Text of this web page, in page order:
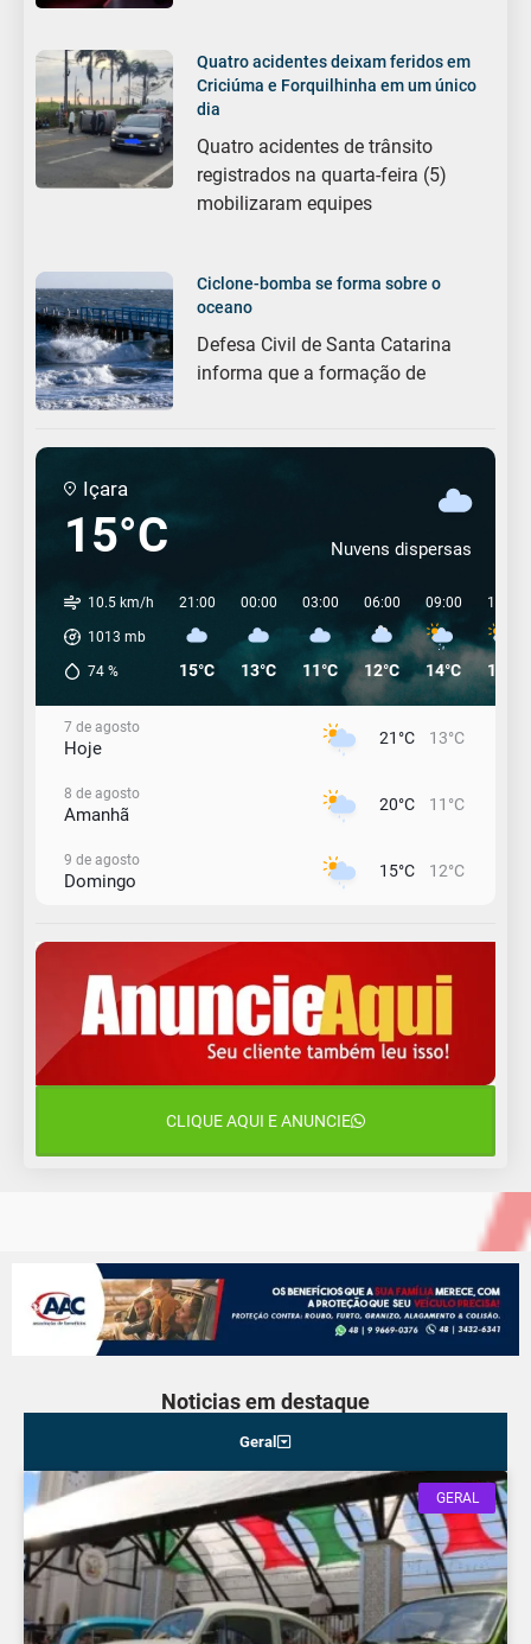
Quatro acidentes deixam feridos em
Criciúma e Forquilhinha em um único
dia
Quatro acidentes de trânsito
registrados na quarta-feira (5)
mobilizaram equipes
Ciclone-bomba se forma sobre o
oceano
Defesa Civil de Santa Catarina
informa que a formação de
Içara
15°C Nuvens dispersas
10.5 km/h
1013 mb
74 %
21:00
15°C
00:00
13°C
03:00
11°C
06:00
12°C
09:00
14°C
12:00
19°C
7 de agosto
Hoje 21°C 13°C
8 de agosto
Amanhã 20°C 11°C
9 de agosto
Domingo 15°C 12°C
Segunda-Feira
11 de agosto
Terça-Feira
CLIQUE AQUI E ANUNCIE
Noticias em destaque
Geral
GERAL